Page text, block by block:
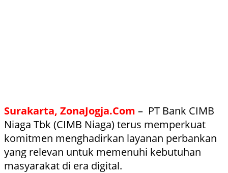
Surakarta, ZonaJogja.Com – PT Bank CIMB
Niaga Tbk (CIMB Niaga) terus memperkuat
komitmen menghadirkan layanan perbankan
yang relevan untuk memenuhi kebutuhan
masyarakat di era digital.